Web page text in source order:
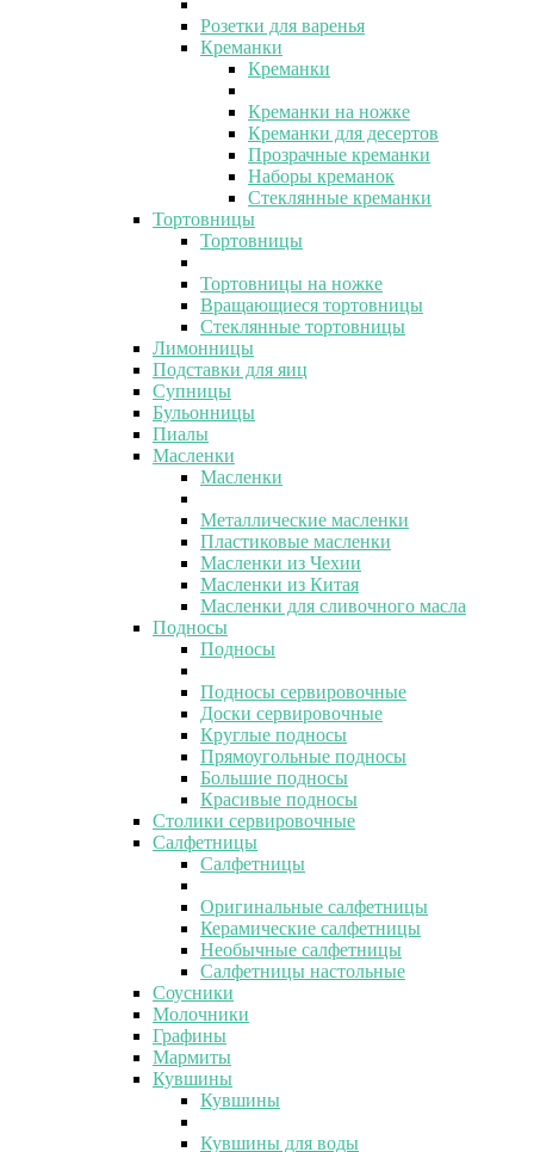
Розетки для варенья
Креманки
Креманки
Креманки на ножке
Креманки для десертов
Прозрачные креманки
Наборы креманок
Стеклянные креманки
Тортовницы
Тортовницы
Тортовницы на ножке
Вращающиеся тортовницы
Стеклянные тортовницы
Лимонницы
Подставки для яиц
Супницы
Бульонницы
Пиалы
Масленки
Масленки
Металлические масленки
Пластиковые масленки
Масленки из Чехии
Масленки из Китая
Масленки для сливочного масла
Подносы
Подносы
Подносы сервировочные
Доски сервировочные
Круглые подносы
Прямоугольные подносы
Большие подносы
Красивые подносы
Столики сервировочные
Салфетницы
Салфетницы
Оригинальные салфетницы
Керамические салфетницы
Необычные салфетницы
Салфетницы настольные
Соусники
Молочники
Графины
Мармиты
Кувшины
Кувшины
Кувшины для воды